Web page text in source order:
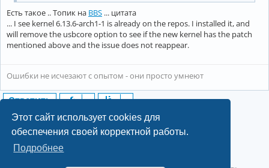
Этот сайт использует cookies для
обеспечения своей корректной работы.
Подробнее
Есть такое .. Топик на BBS ... цитата
... I see kernel 6.13.6-arch1-1 is already on the repos. I installed it, and
will remove the usbcore option to see if the new kernel has the patch
mentioned above and the issue does not reappear.
Ошибки не исчезают с опытом - они просто умнеют
Ответить
5 сообщений • Страница